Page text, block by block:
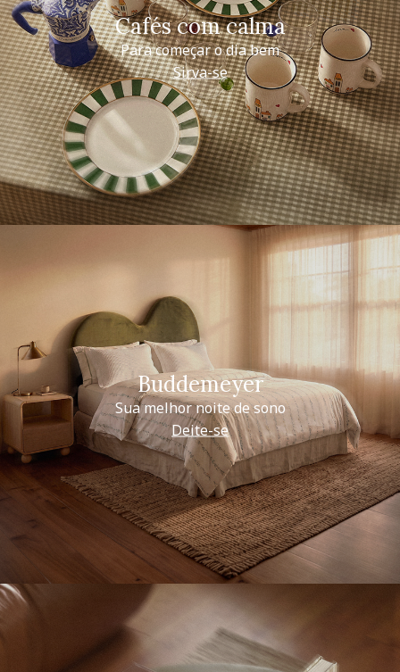
Cafés com calma
Para começar o dia bem
Sirva-se
Buddemeyer
Sua melhor noite de sono
Deite-se